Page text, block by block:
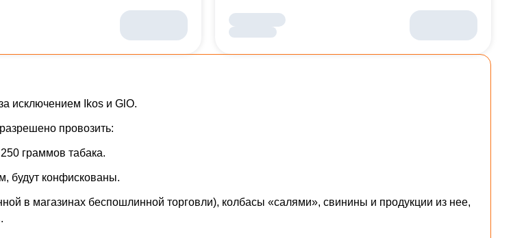
исключением Ikos и GlO.
провозить:
граммов табака.
будут конфискованы.
в магазинах беспошлинной торговли), колбасы «салями», свинины и продукции из нее,